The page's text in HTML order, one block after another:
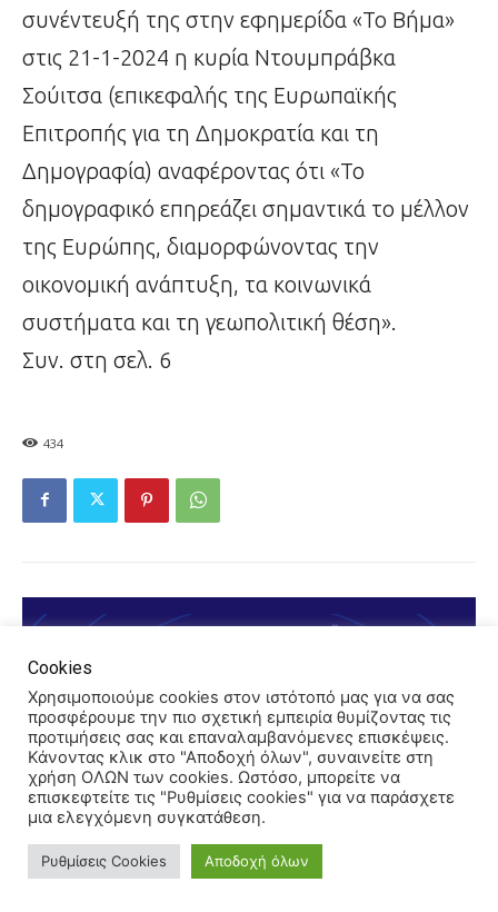
συνέντευξή της στην εφημερίδα «Το Βήμα»
στις 21-1-2024 η κυρία Ντουμπράβκα
Σούιτσα (επικεφαλής της Ευρωπαϊκής
Επιτροπής για τη Δημοκρατία και τη
Δημογραφία) αναφέροντας ότι «Το
δημογραφικό επηρεάζει σημαντικά το μέλλον
της Ευρώπης, διαμορφώνοντας την
οικονομική ανάπτυξη, τα κοινωνικά
συστήματα και τη γεωπολιτική θέση».
Συν. στη σελ. 6
434
Cookies
Χρησιμοποιούμε cookies στον ιστότοπό μας για να σας
προσφέρουμε την πιο σχετική εμπειρία θυμίζοντας τις
προτιμήσεις σας και επαναλαμβανόμενες επισκέψεις.
Κάνοντας κλικ στο "Αποδοχή όλων", συναινείτε στη
χρήση ΟΛΩΝ των cookies. Ωστόσο, μπορείτε να
επισκεφτείτε τις "Ρυθμίσεις cookies" για να παράσχετε
μια ελεγχόμενη συγκατάθεση.
Ρυθμίσεις Cookies Αποδοχή όλων